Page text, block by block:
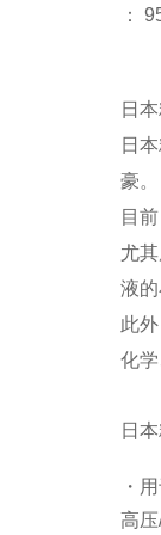
：
日
日
豪
目
尤
液
此
化
日
・
高